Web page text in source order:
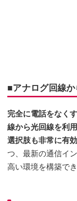
■アナログ回線
完全に電話をなく
線から光回線を利
選択肢も非常に有効
つ、最新の通信イ
高い環境を構築でき